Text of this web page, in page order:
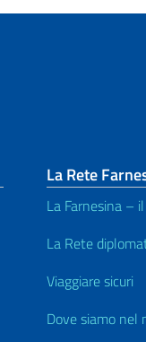
La Rete
La Farnesina –
La Rete
Viaggiare sicuri
Dove siamo nel